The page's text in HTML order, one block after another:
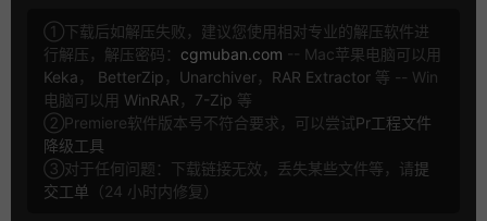
①下载后如解压失败，建议您使用相对专业的解压软件进
行解压，解压密码： cgmuban.com -- Mac苹果电脑可以用
Keka ， BetterZip ， Unarchiver， RAR Extractor 等 -- Win
电脑可以用 WinRAR ， 7-Zip 等
②Premiere软件版本号不符合要求，可以尝试Pr工程文件
降级工具
③对于任何问题：下载链接无效，丢失某些文件等，请提
交工单 （24 小时内修复）